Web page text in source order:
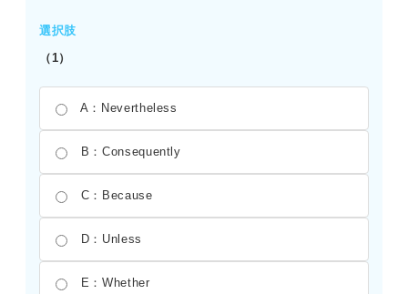
選択肢
（1）
A：Nevertheless
B：Consequently
C：Because
D：Unless
E：Whether